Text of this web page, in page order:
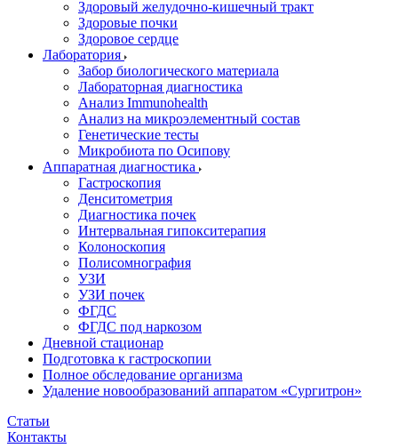
Здоровый желудочно-кишечный тракт
Здоровые почки
Здоровое сердце
Лаборатория
Забор биологического материала
Лабораторная диагностика
Анализ Immunohealth
Анализ на микроэлементный состав
Генетические тесты
Микробиота по Осипову
Аппаратная диагностика
Гастроскопия
Денситометрия
Диагностика почек
Интервальная гипокситерапия
Колоноскопия
Полисомнография
УЗИ
УЗИ почек
ФГДС
ФГДС под наркозом
Дневной стационар
Подготовка к гастроскопии
Полное обследование организма
Удаление новообразований аппаратом «Сургитрон»‎
Статьи
Контакты